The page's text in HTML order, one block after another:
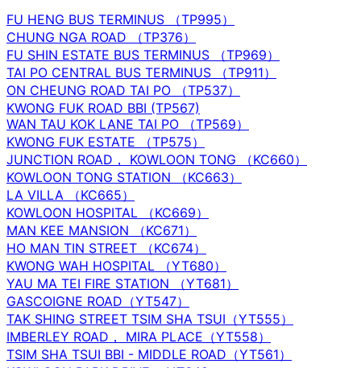
FU HENG BUS TERMINUS （TP995）
CHUNG NGA ROAD （TP376）
FU SHIN ESTATE BUS TERMINUS （TP969）
TAI PO CENTRAL BUS TERMINUS （TP911）
ON CHEUNG ROAD TAI PO （TP537）
KWONG FUK ROAD BBI (TP567)
WAN TAU KOK LANE TAI PO （TP569）
KWONG FUK ESTATE （TP575）
JUNCTION ROAD， KOWLOON TONG （KC660）
KOWLOON TONG STATION （KC663）
LA VILLA （KC665）
KOWLOON HOSPITAL （KC669）
MAN KEE MANSION （KC671）
HO MAN TIN STREET （KC674）
KWONG WAH HOSPITAL （YT680）
YAU MA TEI FIRE STATION （YT681）
GASCOIGNE ROAD（YT547）
TAK SHING STREET TSIM SHA TSUI（YT555）
IMBERLEY ROAD， MIRA PLACE（YT558）
TSIM SHA TSUI BBI - MIDDLE ROAD（YT561）